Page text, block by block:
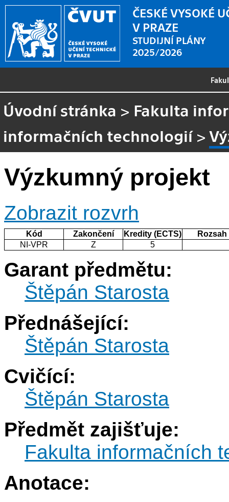
ČESKÉ VYSOKÉ
V PRAZE
STUDIJNÍ PLÁNY
2025/2026
Úvodní stránka > Fakulta
informačních technologií>
Výzkumný projekt
Zobrazit rozvrh
Kód Zakončení Kredity (ECTS)
Rozsah
NI-VPR
Z 5
Garant předmětu:
Štěpán Starosta
Přednášející:
Štěpán Starosta
Cvičící:
Štěpán Starosta
Předmět zajišťuje:
Fakulta informačních
Anotace: